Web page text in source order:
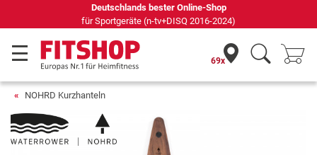
Seit 42 Jahren Ihr Experte für Heimfitness
69x
NOHRD Kurzhanteln